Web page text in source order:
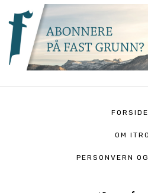
OM ITRO
PERSONVERN